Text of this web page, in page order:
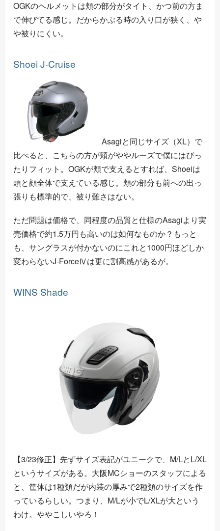
OGKのヘルメットは頬の部分がタイト、かつ前の方ま
で伸びてる感じ。だからかぶる時の入り口が狭く、や
や被りにくい。
Shoei J-Cruise
Asagiと同じサイズ（XL）で
比べると、こちらの方が頬がややルーズで僕にはぴっ
たりフィット。OGKが頬で支えるとすれば、Shoeiは
頭と顔全体で支えている感じ。頬の部分も前への出っ
張りも標準的で、被り難さはない。
ただ問題は価格で、同程度の品質と仕様のAsagiより実
売価格で約1.5万円も高いのは如何なものか？もっと
も、サングラスが付かないのにこれと1000円ほどしか
変わらないJ-ForceⅣは更に割高感があるが。
WINS Shade
【3/23修正】先ずサイズ表記がユニークで、M/LとL/XL
というサイズがある。大阪MCショーのスタッフによる
と、筐体は1種類だが内装の厚みで2種類のサイズを作
っているらしい。つまり、M/Lが小でL/XLが大という
わけ。ややこしいやろ！